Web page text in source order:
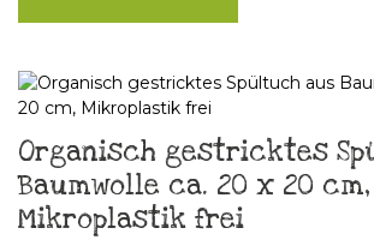
Organisch gestricktes
Baumwolle ca. 20 x 20 cm,
Mikroplastik frei